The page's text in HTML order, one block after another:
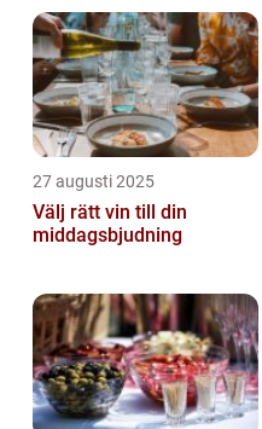
27 augusti 2025
Välj rätt vin till din
middagsbjudning